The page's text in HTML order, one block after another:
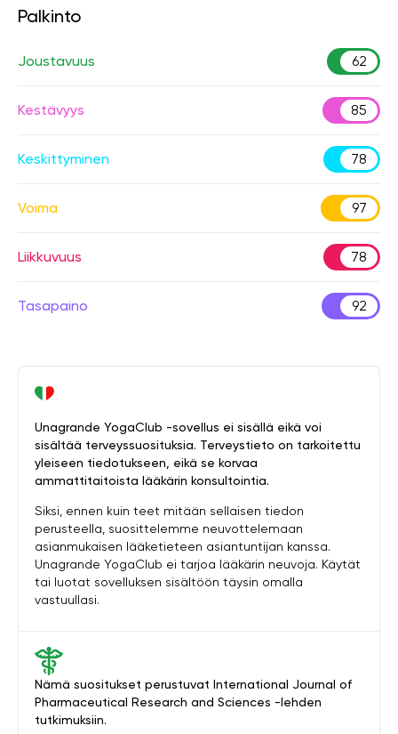
Palkinto
Joustavuus 62
Kestävyys 85
Keskittyminen 78
Voima 97
Liikkuvuus 78
Tasapaino 92
Nämä suositukset perustuvat International Journal of
Pharmaceutical Research and Sciences -lehden
tutkimuksiin.
Unagrande YogaClub -sovellus ei sisällä eikä voi
sisältää terveyssuosituksia. Terveystieto on tarkoitettu
yleiseen tiedotukseen, eikä se korvaa
ammattitaitoista lääkärin konsultointia.
Siksi, ennen kuin teet mitään sellaisen tiedon
perusteella, suosittelemme neuvottelemaan
asianmukaisen lääketieteen asiantuntijan kanssa.
Unagrande YogaClub ei tarjoa lääkärin neuvoja. Käytät
tai luotat sovelluksen sisältöön täysin omalla
vastuullasi.